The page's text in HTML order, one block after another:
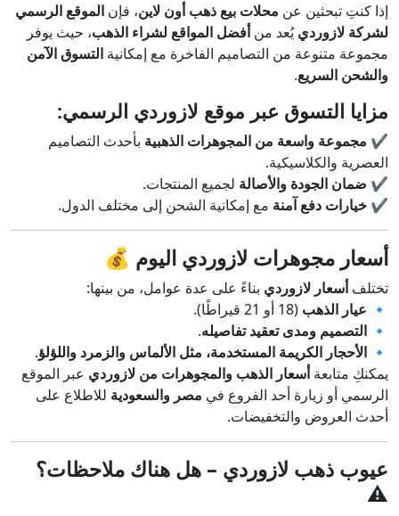
إذا كنتِ تبحثين عن محلات بيع ذهب أون لاين، فإن الموقع الرسمي
لشركة لازوردييُعد منأفضل المواقع لشراء الذهب، حيث يوفر
مجموعة متنوعة من التصاميم الفاخرة مع إمكانية التسوق الآمن
والشحن السريع.
مزايا التسوق عبر موقع لازوردي الرسمي:
✔ مجموعة واسعة من المجوهرات الذهبية بأحدث التصاميم
العصرية والكلاسيكية.
✔ ضمان الجودة والأصالة لجميع المنتجات.
✔ خيارات دفع آمنة مع إمكانية الشحن إلى مختلف الدول.
أسعار مجوهرات لازوردي اليوم 💰
تختلفأسعار لازوردي بناءً على عدة عوامل، من بينها:
🔹 عيار الذهب (18 أو 21 قيراطًا).
🔹 التصميم ومدى تعقيد تفاصيله.
🔹 الأحجار الكريمة المستخدمة، مثل الألماس والزمرد واللؤلؤ.
يمكنكِ متابعةأسعار الذهب والمجوهرات من لازوردي عبر الموقع
الرسمي أو زيارة أحد الفروع في مصر والسعودية للاطلاع على
أحدث العروض والتخفيضات.
عيوب ذهب لازوردي – هل هناك ملاحظات؟
⚠️